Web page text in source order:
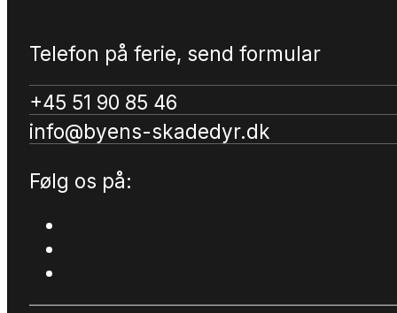
Telefon på ferie, send formular
+45 51 90 85 46
info@byens-skadedyr.dk
Følg os på: